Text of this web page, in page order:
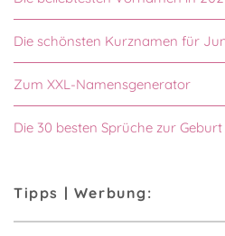
Die schönsten Kurznamen für
Zum XXL-Namensgenerator
Die 30 besten Sprüche zur Geburt
Tipps | Werbung: